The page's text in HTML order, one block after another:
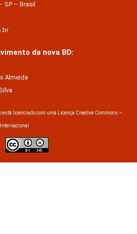
SP – Brasil
da nova BD:
Almeida
licenciado com uma Licença Creative Commons –